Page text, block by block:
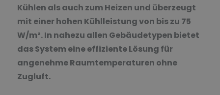
Kühlen als auch zum Heizen und überzeugt
mit einer hohen Kühlleistung von bis zu 75
W/m². In nahezu allen Gebäudetypen bietet
das System eine effiziente Lösung für
angenehme Raumtemperaturen ohne
Zugluft.